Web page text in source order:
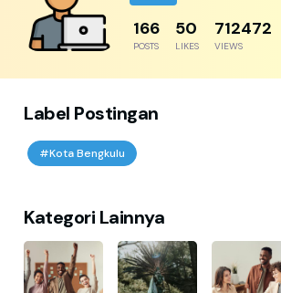
204
POSTS
61
LIKES
876889
VIEWS
Label Postingan
#Kota Bengkulu
Kategori Lainnya